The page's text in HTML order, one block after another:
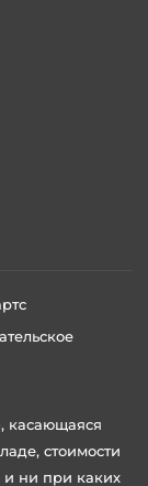
касающаяся
стоимости
и ни при каких